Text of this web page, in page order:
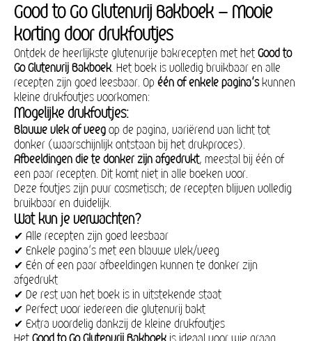
Good to Go Glutenvrij Bakboek – Mooie
korting door drukfoutjes
Ontdek de heerlijkste glutenvrije bakrecepten met hetGood to
Go Glutenvrij Bakboek. Het boek is volledig bruikbaar en alle
recepten zijn goed leesbaar. Op één of enkele pagina’skunnen
kleine drukfoutjes voorkomen:
Mogelijke drukfoutjes:
Blauwe vlek of veegop de pagina, variërend van licht tot
donker (waarschijnlijk ontstaan bij het drukproces).
Afbeeldingen die te donker zijn afgedrukt, meestal bij één of
een paar recepten. Dit komt niet in alle boeken voor.
Deze foutjes zijn puur cosmetisch; de recepten blijven volledig
bruikbaar en duidelijk.
Wat kun je verwachten?
✔ Alle recepten zijn goed leesbaar
✔ Enkele pagina’s met een blauwe vlek/veeg
✔ Eén of een paar afbeeldingen kunnen te donker zijn
afgedrukt
✔ De rest van het boek is in uitstekende staat
✔ Perfect voor iedereen die glutenvrij bakt
✔ Extra voordelig dankzij de kleine drukfoutjes